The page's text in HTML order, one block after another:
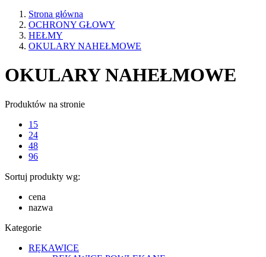
Strona główna
OCHRONY GŁOWY
HEŁMY
OKULARY NAHEŁMOWE
OKULARY NAHEŁMOWE
Produktów na stronie
15
24
48
96
Sortuj produkty wg:
cena
nazwa
Kategorie
RĘKAWICE